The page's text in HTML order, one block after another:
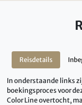
Reisdetails
In onderstaande links
boekingsproces voor
Color Line overtocht,